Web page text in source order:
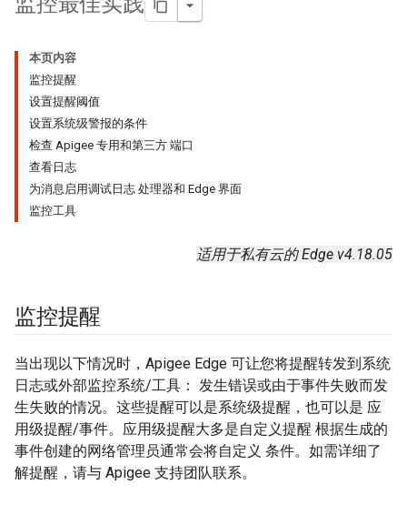
本页内容
监控提醒
设置提醒阈值
设置系统级警报的条件
检查 Apigee 专用和第三方 端口
查看日志
为消息启用调试日志 处理器和 Edge 界面
监控工具
适用于私有云的 Edge v4.18.05
监控提醒
当出现以下情况时，Apigee Edge 可让您将提醒转发到系统
日志或外部监控系统/工具： 发生错误或由于事件失败而发
生失败的情况。这些提醒可以是系统级提醒，也可以是 应
用级提醒/事件。应用级提醒大多是自定义提醒 根据生成的
事件创建的网络管理员通常会将自定义 条件。如需详细了
解提醒，请与 Apigee 支持团队联系。